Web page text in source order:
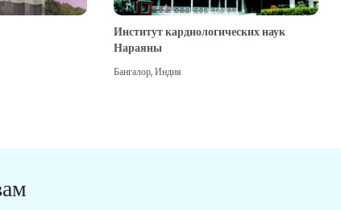
Институт кардиологических наук
Нараяны
Бангалор,Индия